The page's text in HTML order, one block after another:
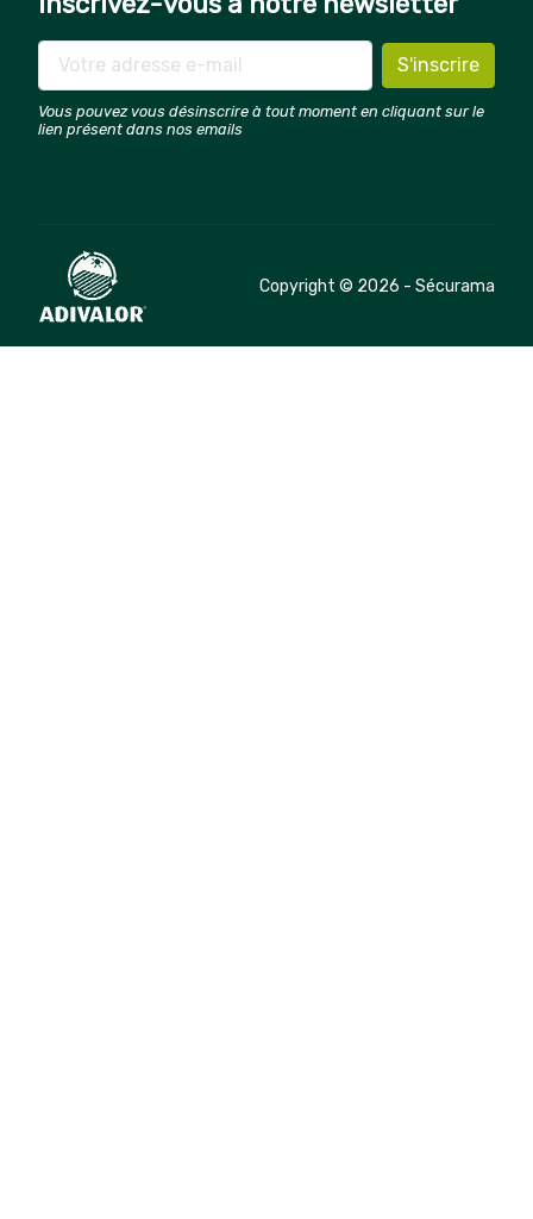
Vous pouvez vous désinscrire à tout moment en cliquant sur le
lien présent dans nos emails
Copyright © 2026 - Sécurama